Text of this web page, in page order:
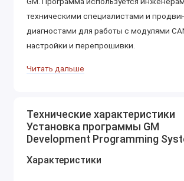
техническими специалистами и
диагностами для работы с модулями
настройки и перепрошивки.
Основные возможности GM DPS
Прошивка и обновление ПО
блоков управления двигателем
Загрузка калибровочных файлов в
Читать дальше
Технические характеристики
Установка программы GM
Development Programming
Характеристики